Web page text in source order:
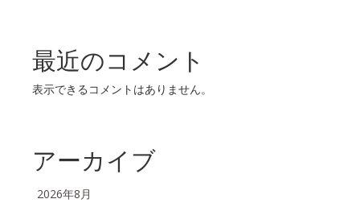
最近のコメント
表示できるコメントはありません。
アーカイブ
2026年8月